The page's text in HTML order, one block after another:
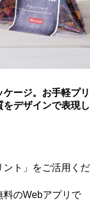
ージ。お手軽プリ
デザインで表現し
ント」をご活用くだ
料のWebアプリで